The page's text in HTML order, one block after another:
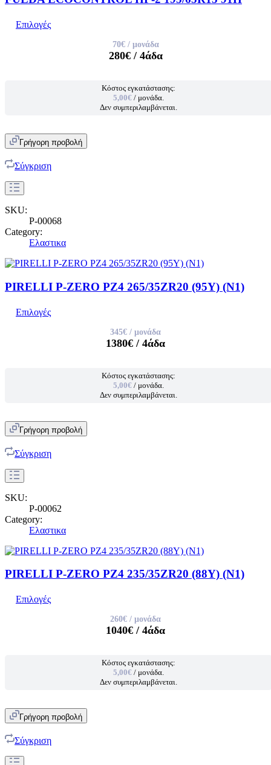
Επιλογές
70€/ μονάδα
280€/ 4άδα
Κόστος εγκατάστασης:
5,00€ / μονάδα.
Δεν συμπεριλαμβάνεται.
Γρήγορη προβολή
Σύγκριση
SKU:
P-00068
Category:
Ελαστικα
PIRELLI P-ZERO PZ4 265/35ZR20 (95Y) (N1)
Επιλογές
345€ / μονάδα
1380€ / 4άδα
Κόστος εγκατάστασης:
5,00€ / μονάδα.
Δεν συμπεριλαμβάνεται.
Γρήγορη προβολή
Σύγκριση
SKU:
P-00062
Category:
Ελαστικα
PIRELLI P-ZERO PZ4 235/35ZR20 (88Y) (N1)
Επιλογές
260€ / μονάδα
1040€ / 4άδα
Κόστος εγκατάστασης:
5,00€ / μονάδα.
Δεν συμπεριλαμβάνεται.
Γρήγορη προβολή
Σύγκριση